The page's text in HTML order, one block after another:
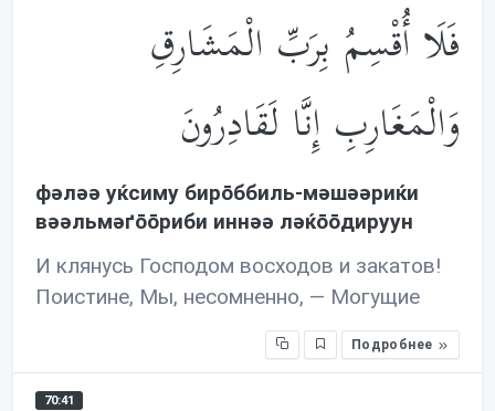
فَلَا أُقْسِمُ بِرَبِّ الْمَشَارِقِ
وَالْمَغَارِبِ إِنَّا لَقَادِرُونَ
фəлəə уќсиму бирōббиль-мəшəəриќи
вəəльмəґōōриби иннəə лəќōōдируун
И клянусь Господом восходов и закатов!
Поистине, Мы, несомненно, — Могущие
Подробнее
70:41